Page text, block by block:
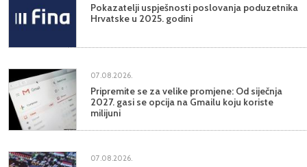
Pokazatelji uspješnosti poslovanja poduzetnika
Hrvatske u 2025. godini
07.08.2026.
Pripremite se za velike promjene: Od siječnja
2027. gasi se opcija na Gmailu koju koriste
milijuni
07.08.2026.